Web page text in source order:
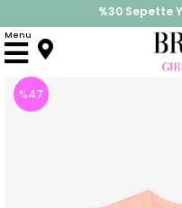
%30 Sepette
İndirimlere ek %10
Menu
Anasayfa Üst Giyim
%47